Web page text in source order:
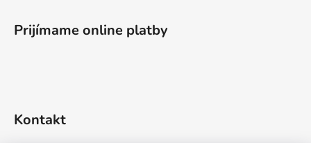
Prijímame online platby
Kontakt